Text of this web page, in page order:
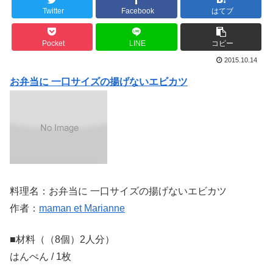
Twitter Facebook はてブ
Pocket LINE コピー
2015.10.14
お弁当に 一口サイズの揚げないエビカツ
料理名：お弁当に 一口サイズの揚げないエビカツ
作者： maman et Marianne
■材料（（8個）2人分）
はんぺん / 1枚